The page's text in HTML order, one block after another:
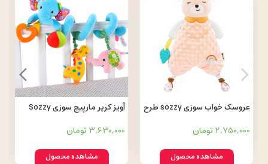
عروسک خواب سوزی sozzy طرح
2,750,000 تومان
مشاهده محصول
آویز کریر مارپیچ سوزی Sozzy
3,630,000 تومان
مشاهده محصول